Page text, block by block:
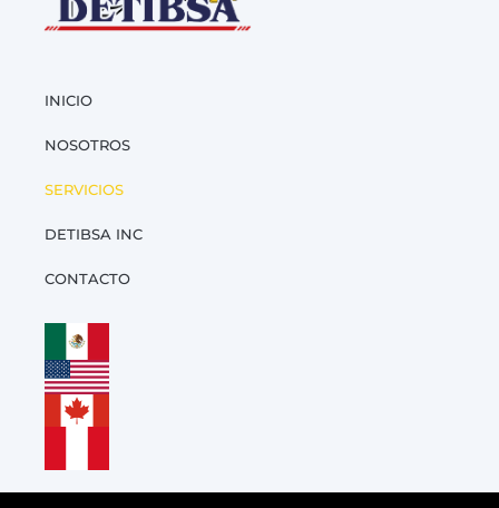
INICIO
NOSOTROS
SERVICIOS
DETIBSA INC
CONTACTO